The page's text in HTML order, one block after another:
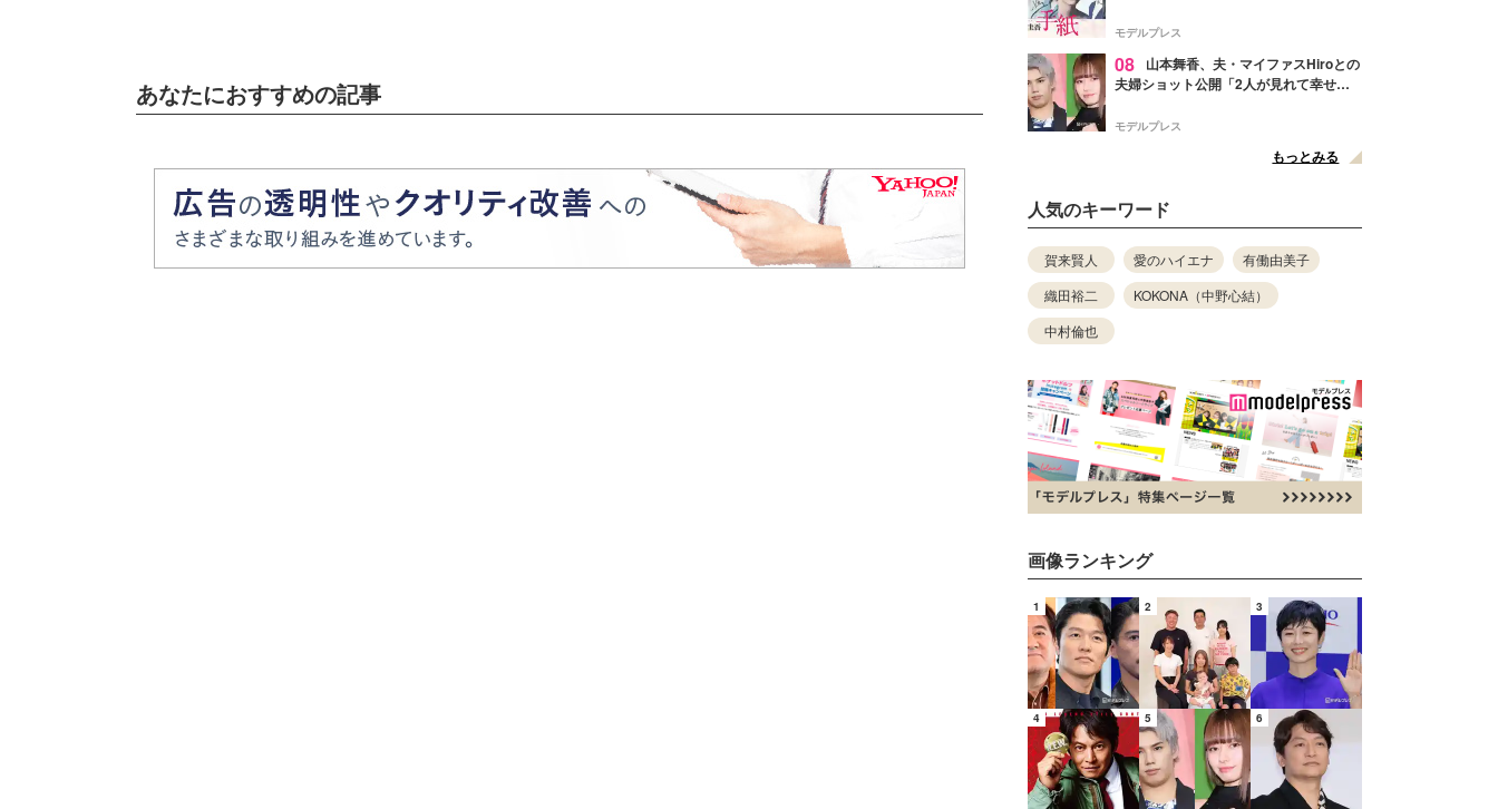
あなたにおすすめの記事
モデルプレス
08
山本舞香、夫・マイファスHiroとの
夫婦ショット公開「2人が見れて幸せ」
モデルプレス
もっとみる
人気のキーワード
賀来賢人 愛のハイエナ
有働由美子
織田裕二
KOKONA（中野心結）
中村倫也
画像ランキング
1 2 3
4 5 6